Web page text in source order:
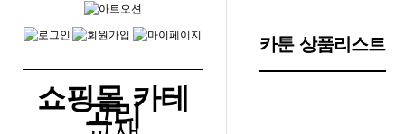
쇼핑몰 카테
고리
카툰 상품리스트